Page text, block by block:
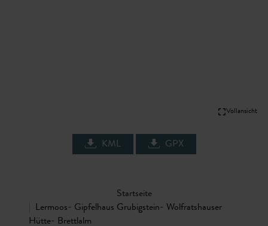
Vollansicht
KML GPX
Startseite
Lermoos- Gipfelhaus Grubigstein- Wolfratshauser
Hütte- Brettlalm